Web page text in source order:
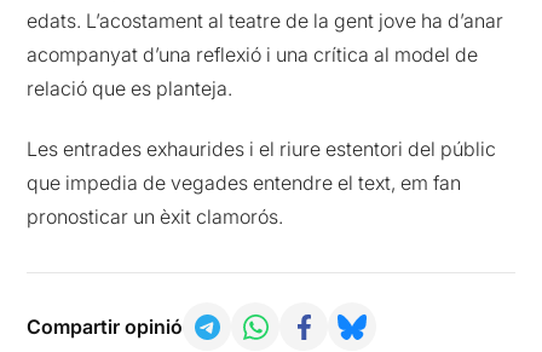
edats. L’acostament al teatre de la gent jove ha d’anar
acompanyat d’una reflexió i una crítica al model de
relació que es planteja.
Les entrades exhaurides i el riure estentori del públic
que impedia de vegades entendre el text, em fan
pronosticar un èxit clamorós.
Compartir opinió